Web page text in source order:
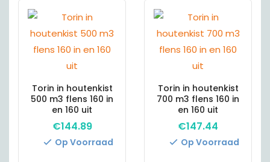
Torin in houtenkist
500 m3 flens 160 in
en 160 uit
€144.89
Op Voorraad
Torin in houtenkist
700 m3 flens 160 in
en 160 uit
€147.44
Op Voorraad